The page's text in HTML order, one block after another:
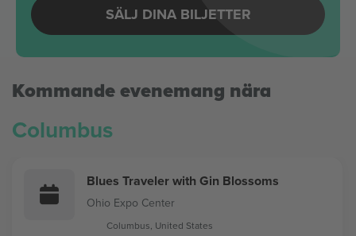
SÄLJ DINA BILJETTER
Kommande evenemang nära
Columbus
Blues Traveler with Gin Blossoms
Ohio Expo Center
Columbus, United States